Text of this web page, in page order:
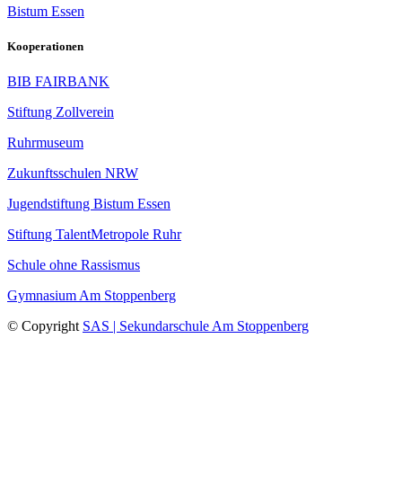
Bistum Essen
Kooperationen
BIB FAIRBANK
Stiftung Zollverein
Ruhrmuseum
Zukunftsschulen NRW
Jugendstiftung Bistum Essen
Stiftung TalentMetropole Ruhr
Schule ohne Rassismus
Gymnasium Am Stoppenberg
© Copyright SAS | Sekundarschule Am Stoppenberg